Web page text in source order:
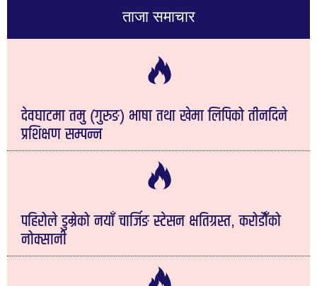
ताजा समाचार
देवघाटमा तमु (गुरुङ) भाषा तथा खेमा लिपिको तीनदिने
प्रशिक्षण सम्पन्न
पहिरोले डुम्रेको नयाँ चार्जिङ स्टेसन क्षतिग्रस्त, करोडौँको
नोक्सानी